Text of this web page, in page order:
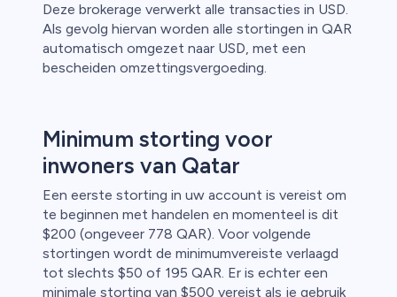
Deze brokerage verwerkt alle transacties in USD.
Als gevolg hiervan worden alle stortingen in QAR
automatisch omgezet naar USD, met een
bescheiden omzettingsvergoeding.
Minimum storting voor
inwoners van Qatar
Een eerste storting in uw account is vereist om
te beginnen met handelen en momenteel is dit
$200 (ongeveer 778 QAR). Voor volgende
stortingen wordt de minimumvereiste verlaagd
tot slechts $50 of 195 QAR. Er is echter een
minimale storting van $500 vereist als je gebruik